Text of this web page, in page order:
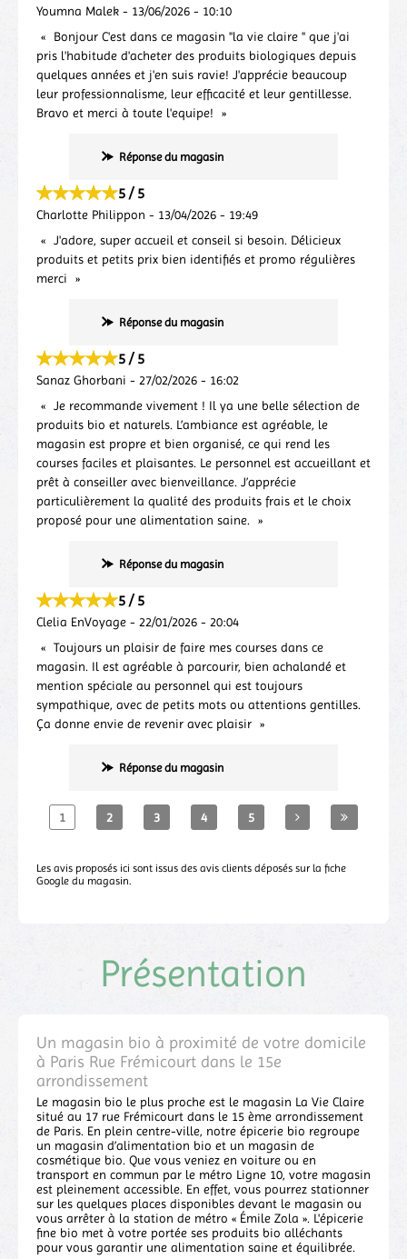
Youmna Malek - 13/06/2026 - 10:10
Bonjour C'est dans ce magasin "la vie claire " que j'ai
pris l'habitude d'acheter des produits biologiques depuis
quelques années et j'en suis ravie! J'apprécie beaucoup
leur professionnalisme, leur efficacité et leur gentillesse.
Bravo et merci à toute l'equipe!
Réponse du magasin
5 / 5
Charlotte Philippon - 13/04/2026 - 19:49
J'adore, super accueil et conseil si besoin. Délicieux
produits et petits prix bien identifiés et promo régulières
merci
Réponse du magasin
5 / 5
Sanaz Ghorbani - 27/02/2026 - 16:02
Je recommande vivement ! Il ya une belle sélection de
produits bio et naturels. L’ambiance est agréable, le
magasin est propre et bien organisé, ce qui rend les
courses faciles et plaisantes. Le personnel est accueillant et
prêt à conseiller avec bienveillance. J’apprécie
particulièrement la qualité des produits frais et le choix
proposé pour une alimentation saine.
Réponse du magasin
5 / 5
Clelia EnVoyage - 22/01/2026 - 20:04
Toujours un plaisir de faire mes courses dans ce
magasin. Il est agréable à parcourir, bien achalandé et
mention spéciale au personnel qui est toujours
sympathique, avec de petits mots ou attentions gentilles.
Ça donne envie de revenir avec plaisir
Réponse du magasin
1 2 3 4 5
Les avis proposés ici sont issus des avis clients déposés sur la fiche
Google du magasin.
Présentation
Un magasin bio à proximité de votre domicile
à Paris Rue Frémicourt dans le 15e
arrondissement
Le magasin bio le plus proche est le magasin La Vie Claire
situé au 17 rue Frémicourt dans le 15 ème arrondissement
de Paris. En plein centre-ville, notre épicerie bio regroupe
un magasin d’alimentation bio et un magasin de
cosmétique bio. Que vous veniez en voiture ou en
transport en commun par le métro Ligne 10, votre magasin
est pleinement accessible. En effet, vous pourrez stationner
sur les quelques places disponibles devant le magasin ou
vous arrêter à la station de métro « Émile Zola ». L'épicerie
fine bio met à votre portée ses produits bio alléchants
pour vous garantir une alimentation saine et équilibrée.